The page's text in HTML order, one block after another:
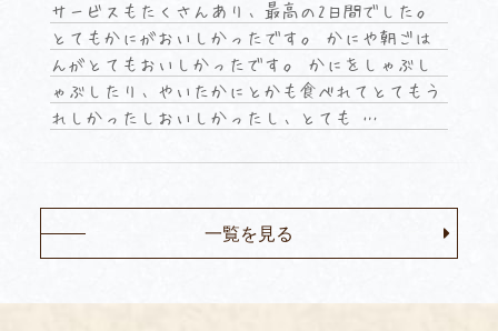
サービスもたくさんあり、最高の2日間でした。
とてもかにがおいしかったです。 かにや朝ごは
んがとてもおいしかったです。 かにをしゃぶし
ゃぶしたり、やいたかにとかも食べれてとてもう
れしかったしおいしかったし、とても …
一覧を見る